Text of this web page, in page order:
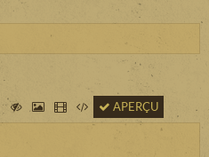
APERÇU